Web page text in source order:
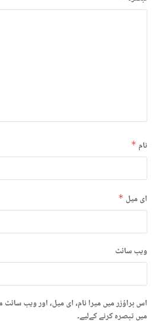
نام *
ای میل *
ویب‌ سائٹ
اس براؤزر میں میرا نام، ای میل، اور ویب
میں تبصرہ کرنے کےلیے۔